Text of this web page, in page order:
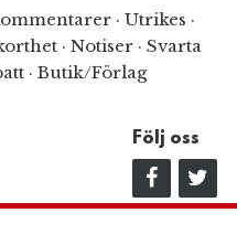
· Utrikes ·
· Notiser · Svarta
· Butik/Förlag
Följ oss